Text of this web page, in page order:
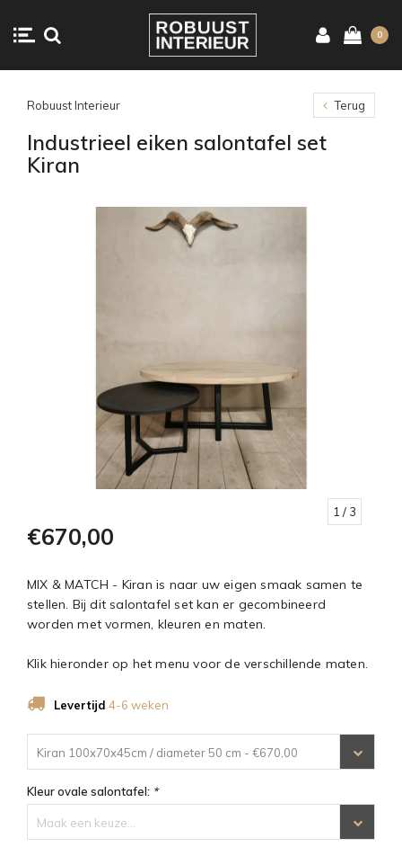
0
Robuust Interieur Terug
Industrieel eiken salontafel set
Kiran
1 / 3
€670,00
MIX & MATCH - Kiran is naar uw eigen smaak samen te
stellen. Bij dit salontafel set kan er gecombineerd
worden met vormen, kleuren en maten.
Klik hieronder op het menu voor de verschillende maten.
Levertijd 4-6 weken
Kiran 100x70x45cm / diameter 50 cm - €670,00
Kleur ovale salontafel: *
Maak een keuze...